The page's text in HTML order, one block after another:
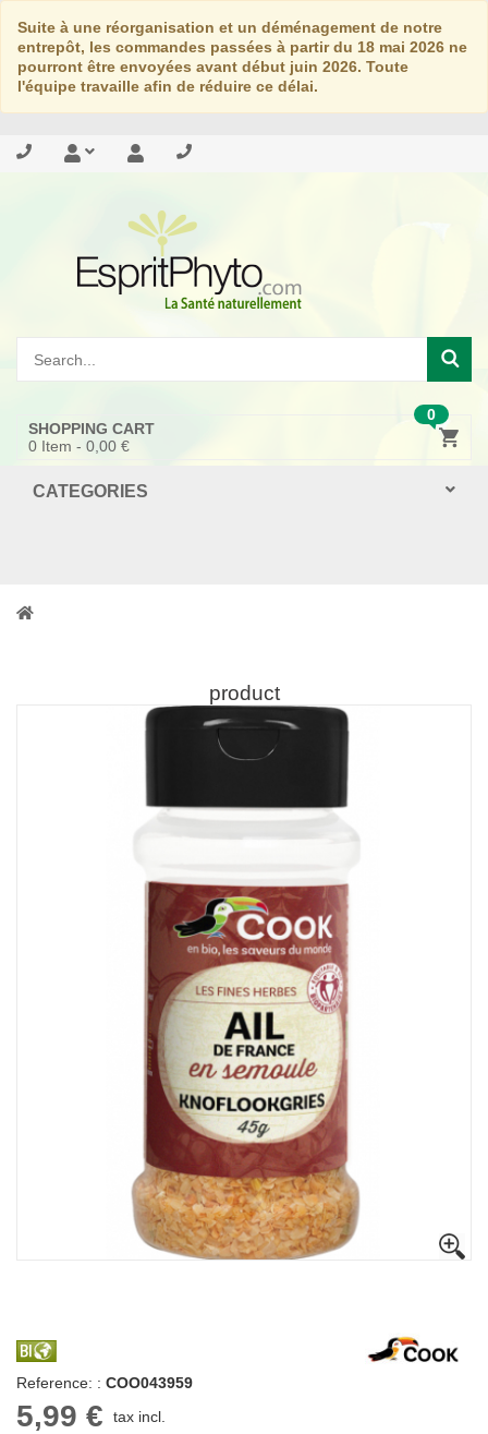
Suite à une réorganisation et un déménagement de notre
entrepôt, les commandes passées à partir du 18 mai 2026 ne
pourront être envoyées avant début juin 2026. Toute
l'équipe travaille afin de réduire ce délai.
0
SHOPPING CART
0 Item - 0,00 €
CATEGORIES
product
Reference: : COO043959
5,99 € tax incl.